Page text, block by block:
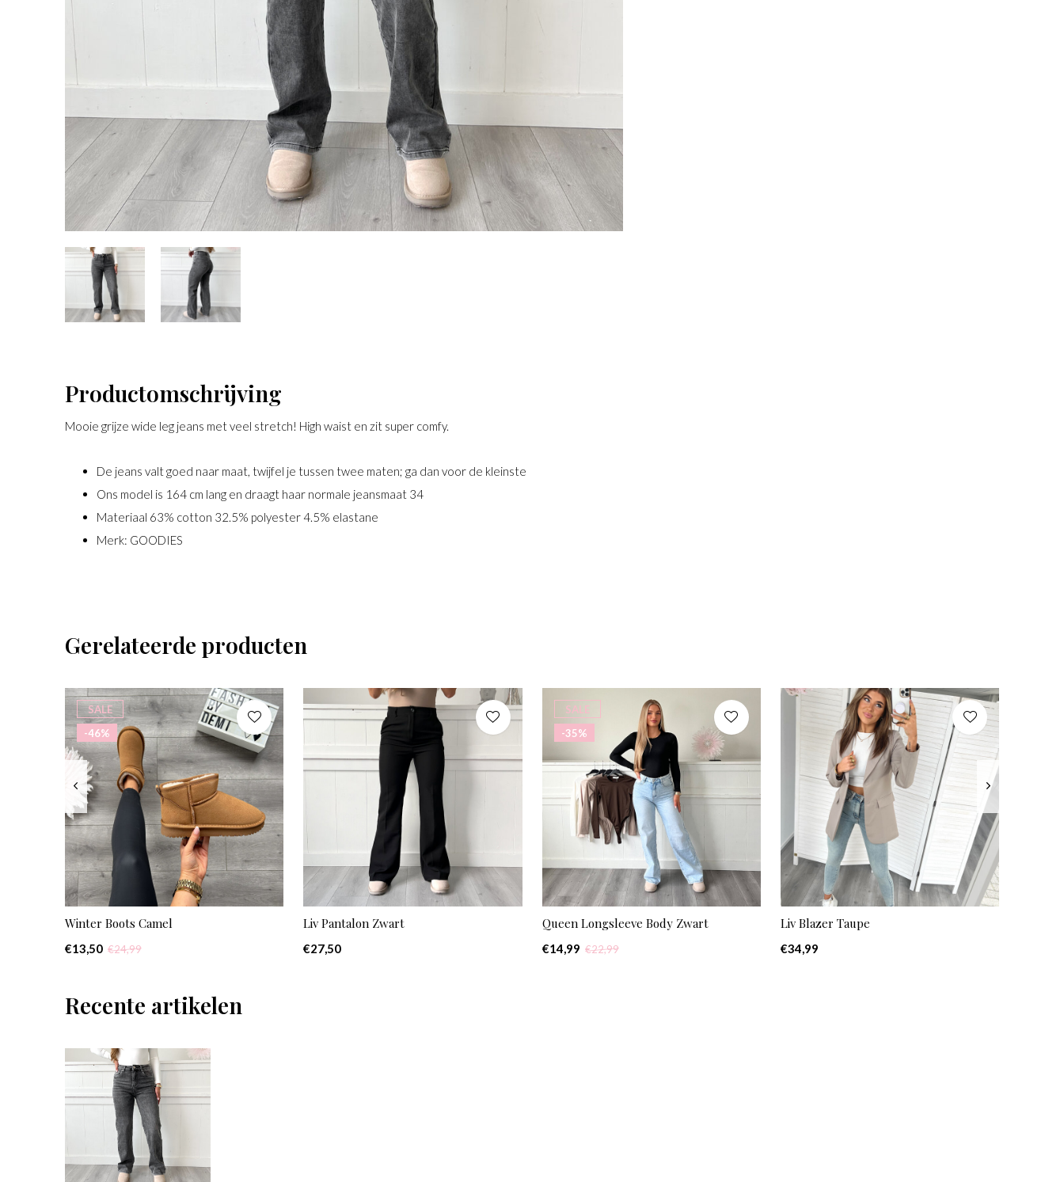
Productomschrijving
Mooie grijze wide leg jeans met veel stretch! High waist en zit super comfy.
De jeans valt goed naar maat, twijfel je tussen twee maten; ga dan voor de kleinste
Ons model is 164 cm lang en draagt haar normale jeansmaat 34
Materiaal 63% cotton 32.5% polyester 4.5% elastane
Merk: GOODIES
Gerelateerde producten
SALE
-46%
Winter Boots Camel
€13,50 €24,99
Liv Pantalon Zwart
€27,50
SALE
-35%
Queen Longsleeve Body Zwart
€14,99 €22,99
Liv Blazer Taupe
€34,99
Recente artikelen